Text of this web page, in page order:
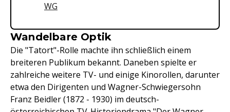
WG
Wandelbare Optik
Die "Tatort"-Rolle machte ihn schließlich einem
breiteren Publikum bekannt. Daneben spielte er
zahlreiche weitere TV- und einige Kinorollen, darunter
etwa den Dirigenten und Wagner-Schwiegersohn
Franz Beidler (1872 - 1930) im deutsch-